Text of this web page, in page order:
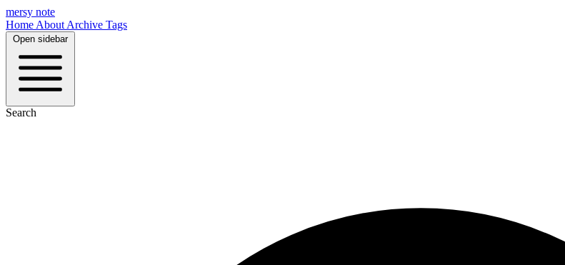
mersy note
Home About Archive Tags
Open sidebar
Search